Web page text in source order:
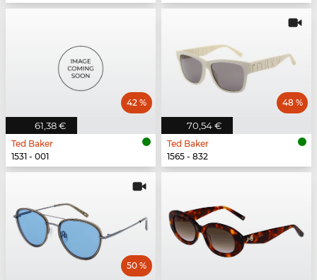
61,38 €
42 %
Ted Baker
1531 - 001
70,54 €
48 %
Ted Baker
1565 - 832
50 %